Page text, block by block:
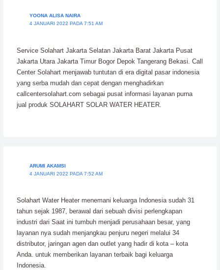
YOONA ALISA NAIRA
4 JANUARI 2022 PADA 7:51 AM
Service Solahart Jakarta Selatan Jakarta Barat Jakarta Pusat
Jakarta Utara Jakarta Timur Bogor Depok Tangerang Bekasi. Call
Center Solahart menjawab tuntutan di era digital pasar indonesia
yang serba mudah dan cepat dengan menghadirkan
callcentersolahart.com sebagai pusat informasi layanan purna
jual produk SOLAHART SOLAR WATER HEATER.
ARUMI AKAMSI
4 JANUARI 2022 PADA 7:52 AM
Solahart Water Heater menemani keluarga Indonesia sudah 31
tahun sejak 1987, berawal dari sebuah divisi perlengkapan
industri dari Saat ini tumbuh menjadi perusahaan besar, yang
layanan nya sudah menjangkau penjuru negeri melalui 34
distributor, jaringan agen dan outlet yang hadir di kota – kota
Anda. untuk memberikan layanan terbaik bagi keluarga
Indonesia.